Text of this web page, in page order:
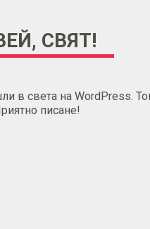
СВЯТ!
в света на WordPress.
писане!